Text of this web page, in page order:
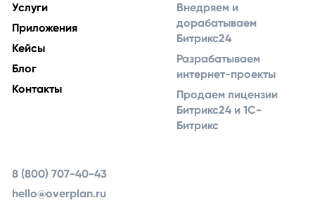
Услуги
Приложения
Кейсы
Блог
Контакты
Внедряем и
дорабатываем
Битрикс24
Разрабатываем
интернет-проекты
Продаем лицензии
Битрикс24 и 1С-
Битрикс
8 (800) 707-40-43
hello@overplan.ru